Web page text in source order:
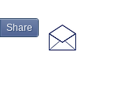
Share